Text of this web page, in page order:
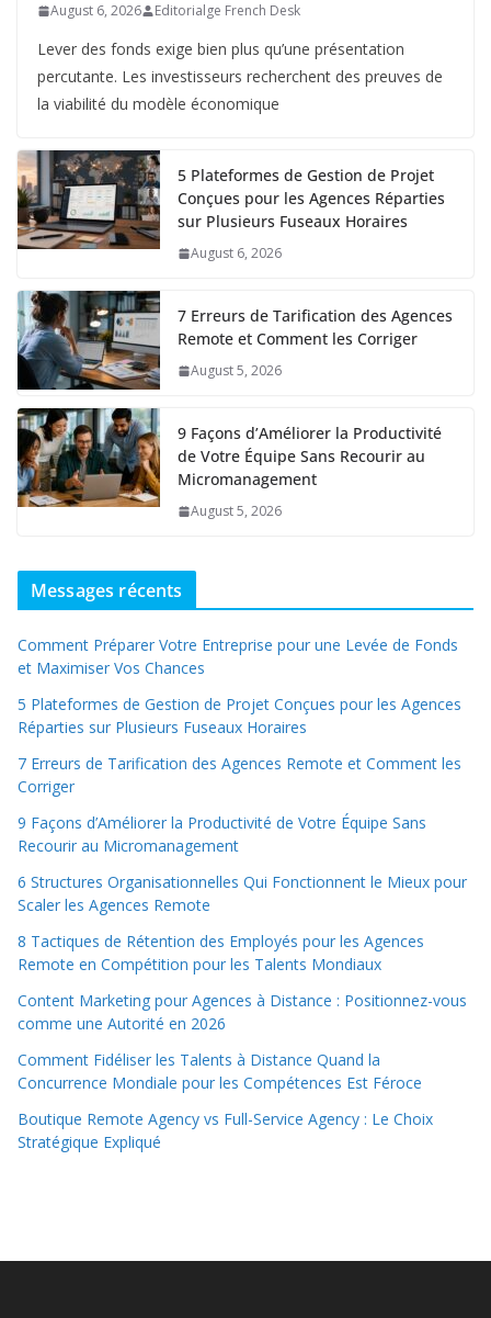
August 6, 2026 Editorialge French Desk
Lever des fonds exige bien plus qu’une présentation
percutante. Les investisseurs recherchent des preuves de
la viabilité du modèle économique
5 Plateformes de Gestion de Projet
Conçues pour les Agences Réparties
sur Plusieurs Fuseaux Horaires
August 6, 2026
7 Erreurs de Tarification des Agences
Remote et Comment les Corriger
August 5, 2026
9 Façons d’Améliorer la Productivité
de Votre Équipe Sans Recourir au
Micromanagement
August 5, 2026
Messages récents
Comment Préparer Votre Entreprise pour une Levée de Fonds
et Maximiser Vos Chances
5 Plateformes de Gestion de Projet Conçues pour les Agences
Réparties sur Plusieurs Fuseaux Horaires
7 Erreurs de Tarification des Agences Remote et Comment les
Corriger
9 Façons d’Améliorer la Productivité de Votre Équipe Sans
Recourir au Micromanagement
6 Structures Organisationnelles Qui Fonctionnent le Mieux pour
Scaler les Agences Remote
8 Tactiques de Rétention des Employés pour les Agences
Remote en Compétition pour les Talents Mondiaux
Content Marketing pour Agences à Distance : Positionnez-vous
comme une Autorité en 2026
Comment Fidéliser les Talents à Distance Quand la
Concurrence Mondiale pour les Compétences Est Féroce
Boutique Remote Agency vs Full-Service Agency : Le Choix
Stratégique Expliqué